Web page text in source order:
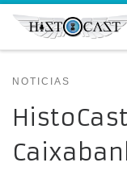
Saltar al
NOTICIAS